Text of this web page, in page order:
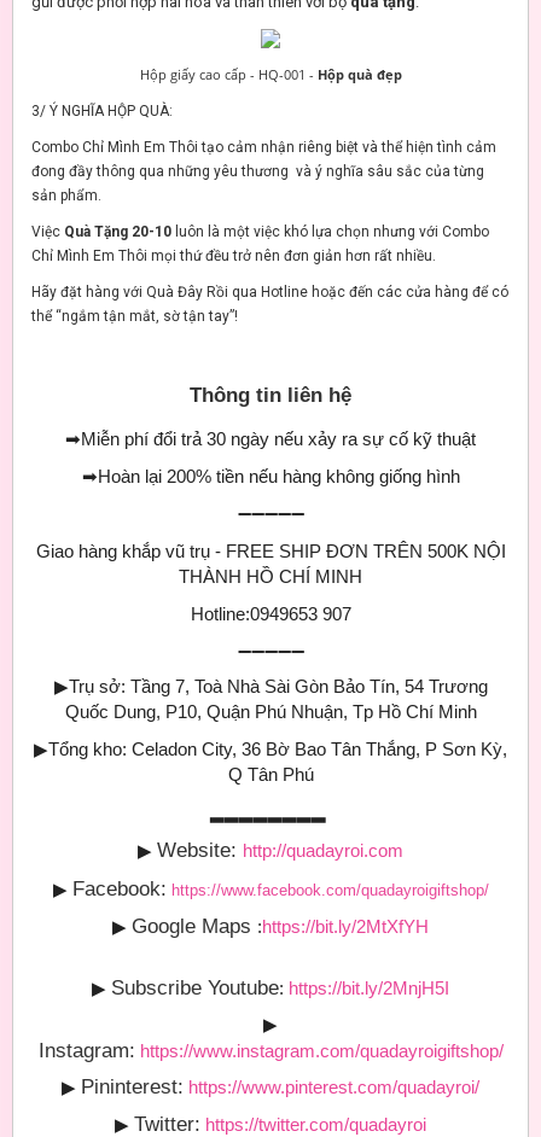
Hộp giấy cao cấp - HQ-001 - Hộp quà đẹp
3/ Ý NGHĨA HỘP QUÀ:
Combo Chỉ Mình Em Thôi tạo cảm nhận riêng biệt và thể hiện tình cảm
đong đầy thông qua những yêu thương và ý nghĩa sâu sắc của từng
sản phẩm.
Việc Quà Tặng 20-10 luôn là một việc khó lựa chọn nhưng với Combo
Chỉ Mình Em Thôi mọi thứ đều trở nên đơn giản hơn rất nhiều.
Hãy đặt hàng với Quà Đây Rồi qua Hotline hoặc đến các cửa hàng để có
thể “ngắm tận mắt, sờ tận tay”!
Thông tin liên hệ
➡Miễn phí đổi trả 30 ngày nếu xảy ra sự cố kỹ thuật
➡Hoàn lại 200% tiền nếu hàng không giống hình
➖➖➖➖➖
Giao hàng khắp vũ trụ - FREE SHIP ĐƠN TRÊN 500K NỘI
THÀNH HỒ CHÍ MINH
Hotline:0949653 907
➖➖➖➖➖
▶Trụ sở: Tầng 7, Toà Nhà Sài Gòn Bảo Tín, 54 Trương
Quốc Dung, P10, Quận Phú Nhuận, Tp Hồ Chí Minh
▶Tổng kho: Celadon City, 36 Bờ Bao Tân Thắng, P Sơn Kỳ,
Q Tân Phú
▶ Website: http://quadayroi.com
▶ Facebook: https://www.facebook.com/quadayroigiftshop/
▶ Google Maps :https://bit.ly/2MtXfYH
▶ Subscribe Youtube: https://bit.ly/2MnjH5I
▶
Instagram: https://www.instagram.com/quadayroigiftshop/
▶ Pininterest: https://www.pinterest.com/quadayroi/
▶ Twitter: https://twitter.com/quadayroi